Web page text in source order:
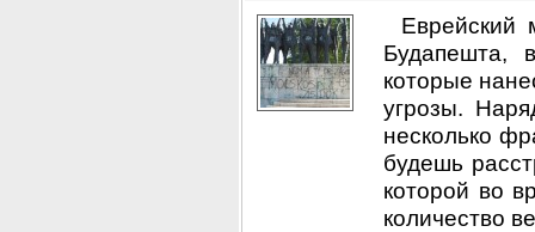
Еврейский
Будапешта,
которые
угрозы.
несколько
будешь
которой во
количество